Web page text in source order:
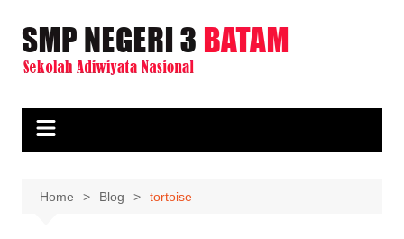
content
Home Blog tortoise